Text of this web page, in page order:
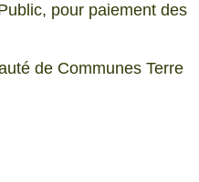
pour paiement des
de Communes Terre